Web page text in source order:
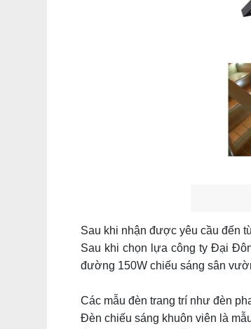
Sau khi nhận được yêu cầu đến
Sau khi chọn lựa công ty Đại
đường 150W chiếu sáng sân
Các mẫu đèn trang trí như đèn
Đèn chiếu sáng khuôn viên là